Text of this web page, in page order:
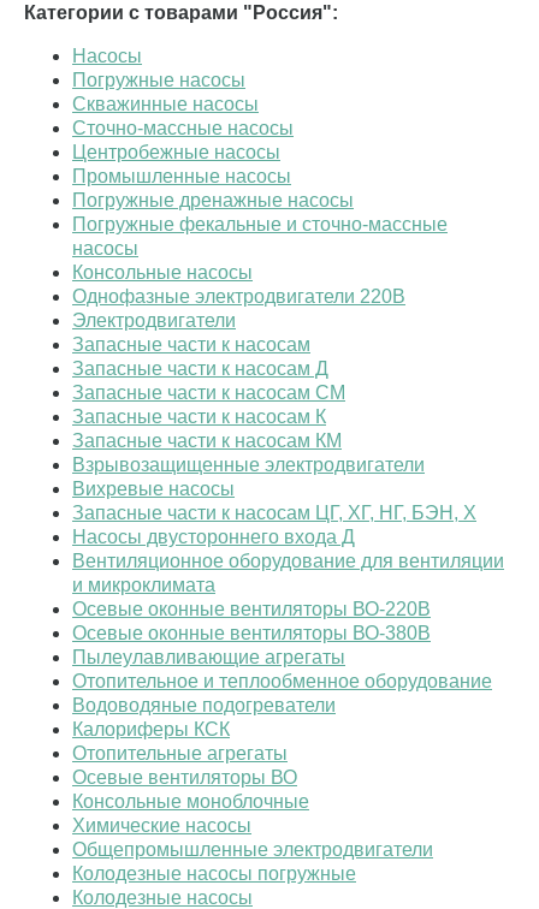
Категории с товарами "Россия":
Насосы
Погружные насосы
Скважинные насосы
Сточно-массные насосы
Центробежные насосы
Промышленные насосы
Погружные дренажные насосы
Погружные фекальные и сточно-массные
насосы
Консольные насосы
Однофазные электродвигатели 220В
Электродвигатели
Запасные части к насосам
Запасные части к насосам Д
Запасные части к насосам СМ
Запасные части к насосам К
Запасные части к насосам КМ
Взрывозащищенные электродвигатели
Вихревые насосы
Запасные части к насосам ЦГ, ХГ, НГ, БЭН, Х
Насосы двустороннего входа Д
Вентиляционное оборудование для вентиляции
и микроклимата
Осевые оконные вентиляторы ВО-220B
Осевые оконные вентиляторы ВО-380B
Пылеулавливающие агрегаты
Отопительное и теплообменное оборудование
Водоводяные подогреватели
Калориферы КСК
Отопительные агрегаты
Осевые вентиляторы ВО
Консольные моноблочные
Химические насосы
Общепромышленные электродвигатели
Колодезные насосы погружные
Колодезные насосы